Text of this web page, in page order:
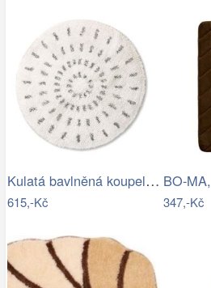
Kulatá bavlněná koupelnová předložka…
615,-Kč 347,-Kč